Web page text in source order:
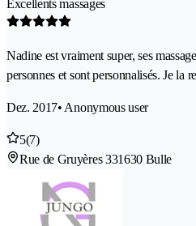
Excellents massages
Nadine est vraiment super, ses
personnes et sont personnalisés. Je la
Dez. 2017• Anonymous user
5(7)
Rue de Gruyères 331630 Bulle